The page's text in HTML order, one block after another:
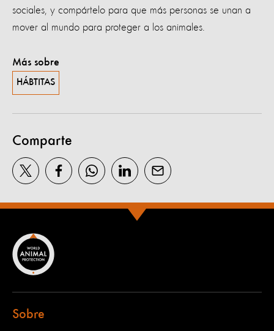
sociales, y compártelo para que más personas se unan a
mover al mundo para proteger a los animales.
Más sobre
HÁBTITAS
Comparte
Sobre